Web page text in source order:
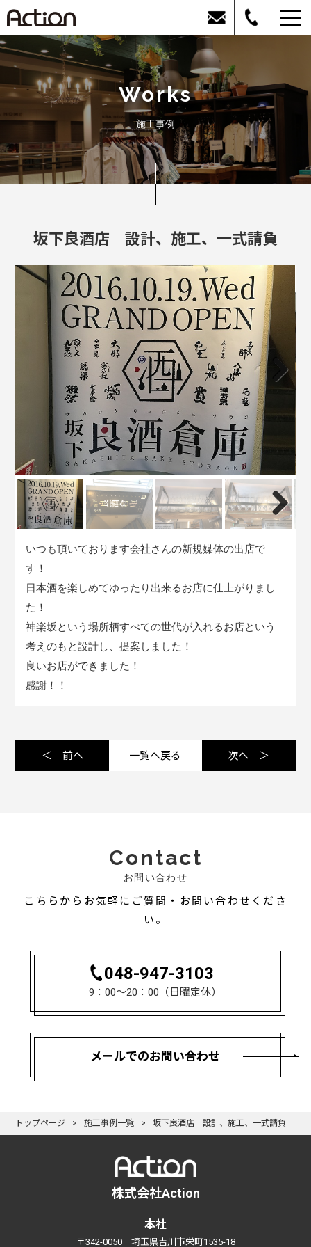
Works
施工事例
坂下良酒店 設計、施工、一式請負
Next
いつも頂いております会社さんの新規媒体の出店で
す！
日本酒を楽しめてゆったり出来るお店に仕上がりまし
た！
神楽坂という場所柄すべての世代が入れるお店という
考えのもと設計し、提案しました！
良いお店ができました！
感謝！！
＜ 前へ 一覧へ戻る 次へ ＞
Contact
お問い合わせ
こちらからお気軽にご質問・お問い合わせくださ
い。
048-947-3103
9：00〜20：00（日曜定休）
メールでのお問い合わせ
トップページ 施工事例一覧 坂下良酒店 設計、施工、一式請負
株式会社Action
本社
〒342-0050 埼玉県吉川市栄町1535-18